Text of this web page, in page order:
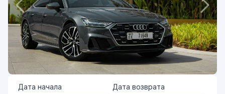
Дата начала Дата возврата